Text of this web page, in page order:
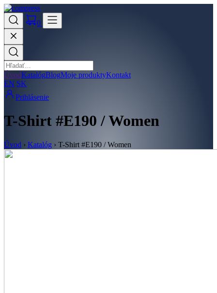
0
ÚvodKatalógBlogMoje produktyKontakt
EN SK
Prihlásenie
T-Shirt #E190 / Women
Úvod › Katalóg › T-Shirt #E190 / Women